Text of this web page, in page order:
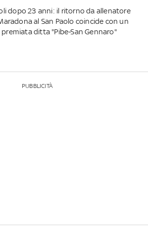
dopo 23 anni: il ritorno da allenatore
al San Paolo coincide con un
ditta "Pibe-San Gennaro"
PUBBLICITÀ